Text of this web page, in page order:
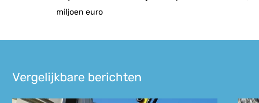
miljoen euro
Vergelijkbare berichten